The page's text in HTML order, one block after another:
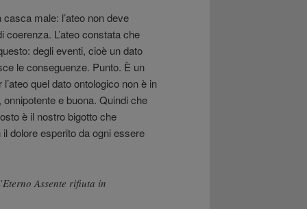
male: l’ateo non deve
coerenza. L’ateo constata che
degli eventi, cioè un dato
le conseguenze. Punto. È un
quel dato ontologico non è in
e buona. Quindi che
è il nostro bigotto che
dolore esperito da ogni essere
Assente rifiuta in